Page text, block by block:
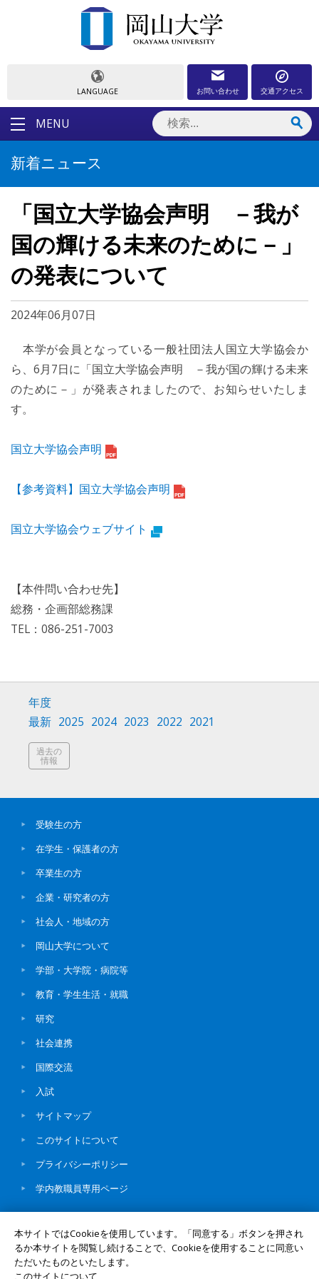
LANGUAGE お問い合わせ 交通アクセス
MENU
新着ニュース
「国立大学協会声明 －我が
国の輝ける未来のために－」
の発表について
2024年06月07日
本学が会員となっている一般社団法人国立大学協会か
ら、6月7日に「国立大学協会声明 －我が国の輝ける未来
のために－」が発表されましたので、お知らせいたしま
す。
国立大学協会声明
【参考資料】国立大学協会声明
国立大学協会ウェブサイト
【本件問い合わせ先】
総務・企画部総務課
TEL：086-251-7003
年度
最新 2025 2024 2023 2022 2021
過去の
情報
受験生の方
在学生・保護者の方
卒業生の方
企業・研究者の方
社会人・地域の方
岡山大学について
学部・大学院・病院等
教育・学生生活・就職
研究
社会連携
国際交流
入試
サイトマップ
このサイトについて
プライバシーポリシー
学内教職員専用ページ
© Okayama University
本サイトではCookieを使用しています。「同意する」ボタンを押され
るか本サイトを閲覧し続けることで、Cookieを使用することに同意い
ただいたものといたします。
このサイトについて